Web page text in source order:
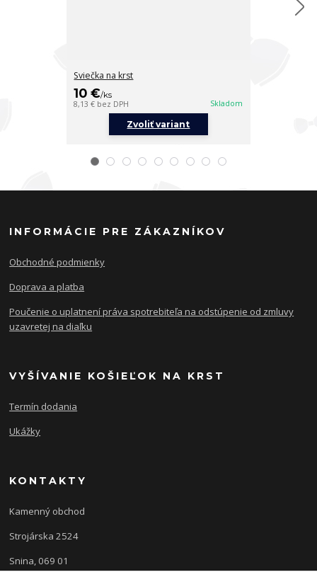
Sviečka na krst
10 €/ks
8,13 € bez DPH Skladom
Zvoliť variant
INFORMÁCIE PRE ZÁKAZNÍKOV
Obchodné podmienky
Doprava a platba
Poučenie o uplatnení práva spotrebiteľa na odstúpenie od zmluvy
uzavretej na diaľku
VYŠÍVANIE KOŠIEĽOK NA KRST
Termín dodania
Ukážky
KONTAKTY
Kamenný obchod
Strojárska 2524
Snina, 069 01